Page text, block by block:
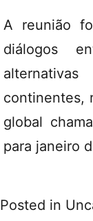
A reunião
diálogos
continentes,
global
para janeiro
Posted in